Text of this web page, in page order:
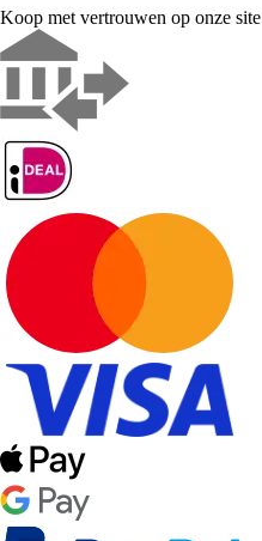
Koop met vertrouwen op onze site